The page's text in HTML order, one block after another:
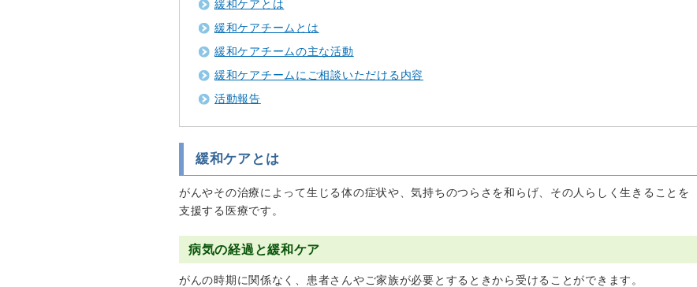
緩和ケアとは
緩和ケアチームとは
緩和ケアチームの主な活動
緩和ケアチームにご相談いただける内容
活動報告
緩和ケアとは
がんやその治療によって生じる体の症状や、気持ちのつらさを和らげ、その人らしく生きることを
支援する医療です。
病気の経過と緩和ケア
がんの時期に関係なく、患者さんやご家族が必要とするときから受けることができます。